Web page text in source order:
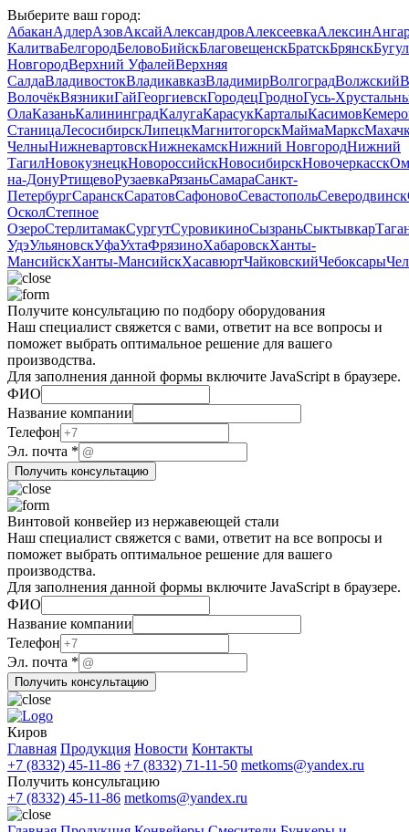
Выберите ваш город:
АбаканАдлерАзовАксайАлександровАлексеевкаАлексин
КалитваБелгородБеловоБийскБлаговещенскБратскБрянск
НовгородВерхний УфалейВерхняя
СалдаВладивостокВладикавказВладимирВолгоградВолжский
ВолочёкВязникиГайГеоргиевскГородецГродно
ОлаКазаньКалининградКалугаКарасукКарталыКасимов
СтаницаЛесосибирскЛипецкМагнитогорскМаймаМаркс
ЧелныНижневартовскНижнекамскНижний НовгородНижний
ТагилНовокузнецкНовороссийскНовосибирскНовочеркасск
на-ДонуРтищевоРузаевкаРязаньСамараСанкт-
ПетербургСаранскСаратовСафоновоСевастопольСеверодвинск
ОсколСтепное
ОзероСтерлитамакСургутСуровикиноСызраньСыктывкар
УдэУльяновскУфаУхтаФрязиноХабаровскХанты-
МансийскХанты‑МансийскХасавюртЧайковскийЧебоксары
Получите консультацию по подбору оборудования
Наш специалист свяжется с вами, ответит на все вопросы и
поможет выбрать оптимальное решение для вашего
производства.
Для заполнения данной формы включите JavaScript в браузере.
ФИО
компании
Телефон
Эл.
Название компании
Телефон
Эл. почта *
Получить консультацию
Винтовой конвейер из нержавеющей стали
Наш специалист свяжется с вами, ответит на все вопросы и
поможет выбрать оптимальное решение для вашего
производства.
Для заполнения данной формы включите JavaScript в браузере.
ФИО
Телефон
Эл.
Название
Название компании
Телефон
Эл. почта *
Получить консультацию
Киров
Главная Продукция Новости Контакты
+7 (8332) 45-11-86 +7 (8332) 71-11-50 metkoms@yandex.ru
Получить консультацию
+7 (8332) 45-11-86 metkoms@yandex.ru